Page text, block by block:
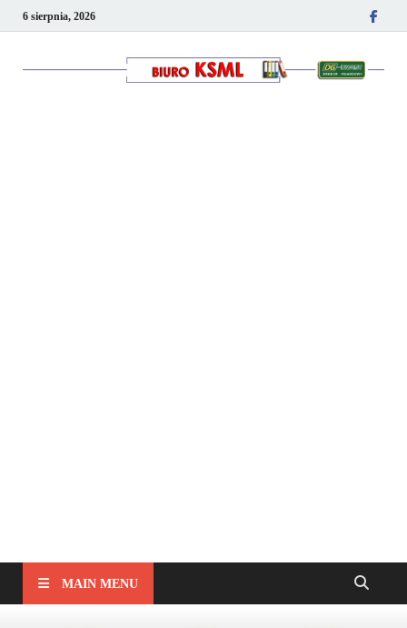
6 sierpnia, 2026
MAIN MENU